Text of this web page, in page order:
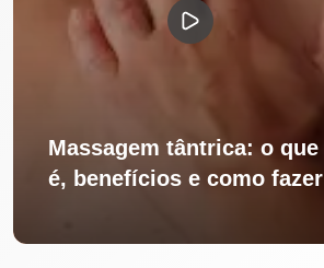
Massagem tântrica: o que
é, benefícios e como fazer